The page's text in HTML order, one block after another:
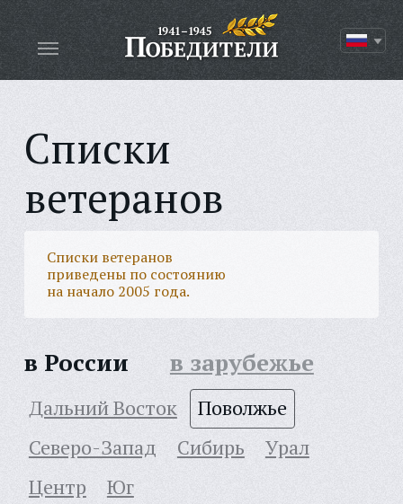
Списки
ветеранов
Списки ветеранов
приведены по состоянию
на начало 2005 года.
в России в зарубежье
Дальний Восток
Поволжье
Северо-Запад
Сибирь
Урал
Центр
Юг